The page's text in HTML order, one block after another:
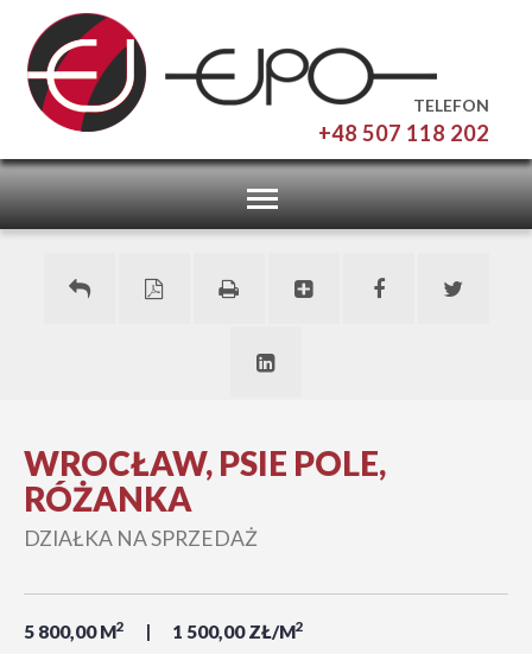
TELEFON
+48 507 118 202
Toggle
navigation
WROCŁAW, PSIE POLE,
RÓŻANKA
DZIAŁKA NA SPRZEDAŻ
5 800,00 M2 1 500,00 ZŁ/M2